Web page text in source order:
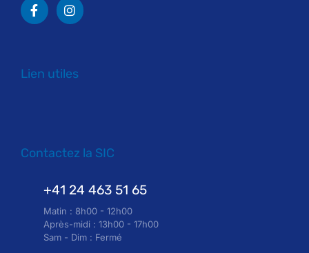
Lien utiles
Contactez la SIC
+41 24 463 51 65
Matin : 8h00 - 12h00
Après-midi : 13h00 - 17h00
Sam - Dim : Fermé